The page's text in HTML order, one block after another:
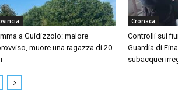
a Guidizzolo: malore
muore una ragazza di 20
Cronaca
Controlli sui
Guardia di
subacquei